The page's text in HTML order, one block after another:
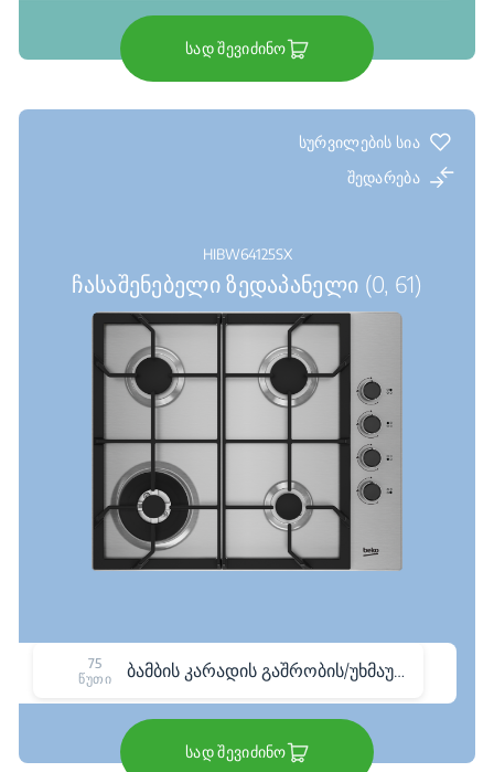
სად შევიძინო
სურვილების სია
შედარება
HIBW64125SX
ჩასაშენებელი ზედაპანელი (0, 61)
75
წუთი
ბამბის კარადის გაშრობის/უხმაურო პროგრამა
სად შევიძინო